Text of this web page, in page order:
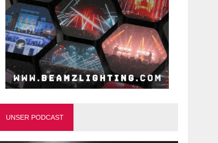
UNSER PODCAST